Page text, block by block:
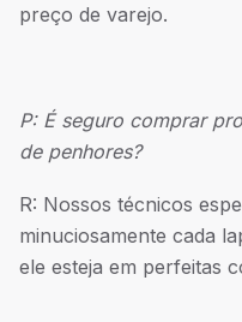
preço de varejo.
P: É seguro comprar
de penhores?
R: Nossos técnicos
minuciosamente cada
ele esteja em perfeitas